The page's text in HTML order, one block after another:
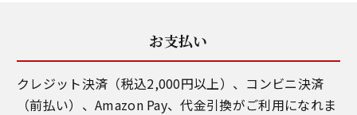
お支払い
クレジット決済（税込2,000円以上）、コンビニ決済
（前払い）、Amazon Pay、代金引換がご利用になれま